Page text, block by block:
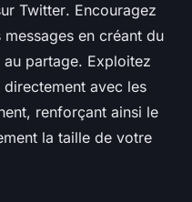
Twitter. Encouragez
en créant du
partage. Exploitez
avec les
renforçant ainsi le
la taille de votre